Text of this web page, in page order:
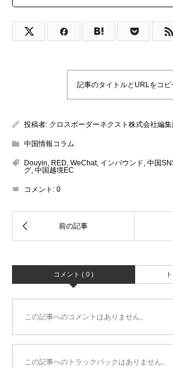
記事のタイトルとURLをコピ
投稿者: クロスボーダーネクスト株式会社編
中国情報コラム
Douyin, RED, WeChat, インバウンド, 中国
グ, 中国越境EC
コメント: 0
コメント ( 0 )
この記事へのコメントはありません。
この記事へのトラックバックはありません。